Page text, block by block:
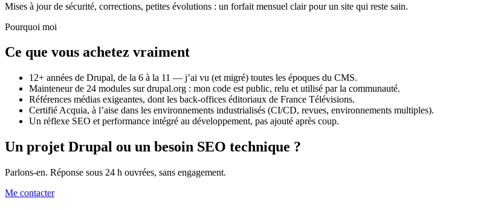
Mises à jour de sécurité, corrections, petites évolutions : un forfait mensuel clair pour un site qui reste sain.
Pourquoi moi
Ce que vous achetez vraiment
12+ années de Drupal, de la 6 à la 11 — j’ai vu (et migré) toutes les époques du CMS.
Mainteneur de 24 modules sur drupal.org : mon code est public, relu et utilisé par la communauté.
Références médias exigeantes, dont les back-offices éditoriaux de France Télévisions.
Certifié Acquia, à l’aise dans les environnements industrialisés (CI/CD, revues, environnements multiples).
Un réflexe SEO et performance intégré au développement, pas ajouté après coup.
Un projet Drupal ou un besoin SEO technique ?
Parlons-en. Réponse sous 24 h ouvrées, sans engagement.
Me contacter